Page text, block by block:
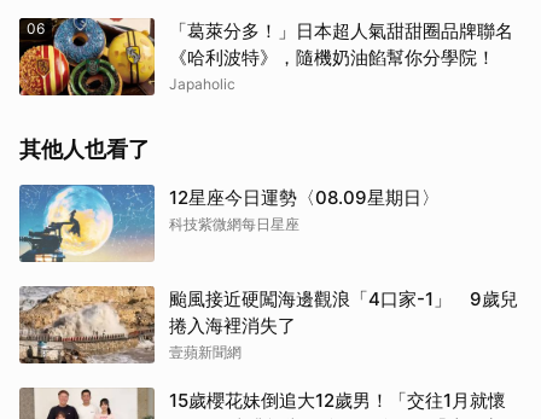
06
「葛萊分多！」日本超人氣甜甜圈品牌聯名
《哈利波特》，隨機奶油餡幫你分學院！
Japaholic
其他人也看了
12星座今日運勢〈08.09星期日〉
科技紫微網每日星座
颱風接近硬闖海邊觀浪「4口家-1」 9歲兒
捲入海裡消失了
壹蘋新聞網
15歲櫻花妹倒追大12歲男！「交往1月就懷